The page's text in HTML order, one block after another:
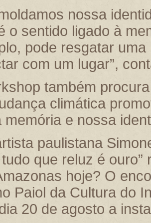
nossa
o sentido ligado à
pode resgatar
com um lugar”,
também
climática
memória e nossa
paulistana
tudo que reluz é
hoje? O
Paiol da Cultura do
20 de agosto a